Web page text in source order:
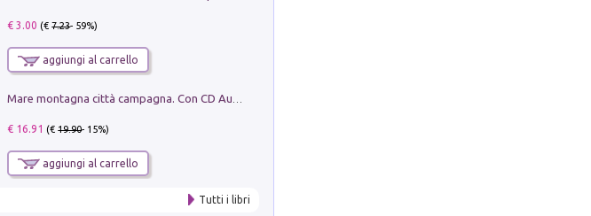
€ 3.00 (€7.23- 59%)
aggiungi al carrello
€ 16.91 (€19.90- 15%)
aggiungi al carrello
Tutti i libri